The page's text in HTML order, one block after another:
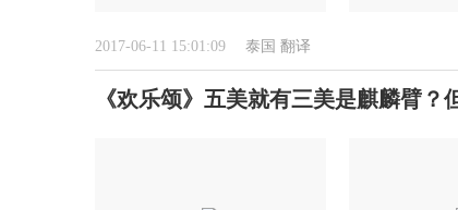
2017-06-11 15:01:09 泰国 翻译
《欢乐颂》五美就有三美是麒麟臂